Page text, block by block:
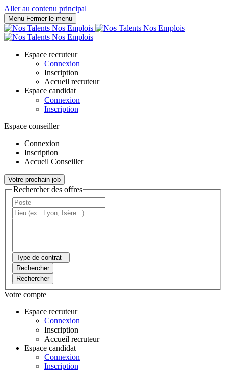
Aller au contenu principal
Menu Fermer le menu
Espace recruteur
Connexion
Inscription
Accueil recruteur
Espace candidat
Connexion
Inscription
Espace conseiller
Connexion
Inscription
Accueil Conseiller
Votre prochain job
Rechercher des offres
Type de contrat
Rechercher
Rechercher
Votre compte
Espace recruteur
Connexion
Inscription
Accueil recruteur
Espace candidat
Connexion
Inscription
Panneau de gestion des cookies